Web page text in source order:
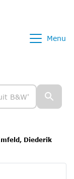
Menu
Diederik